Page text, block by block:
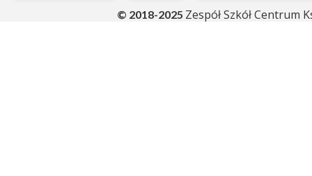
© 2018-2025 Zespół Szkół Centrum